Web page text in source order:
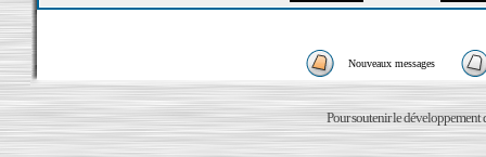
Nouveaux messages
Pour soutenir le développement